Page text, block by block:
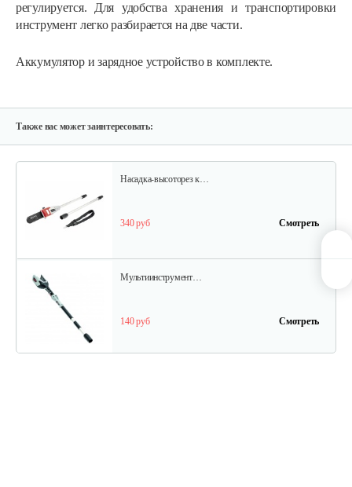
регулируется. Для удобства хранения и транспортировки
инструмент легко разбирается на две части.
Аккумулятор и зарядное устройство в комплекте.
Также вас может заинтересовать:
325 руб
270 руб
Насадка-высоторез к…
340 руб Смотреть
Мультиинструмент…
140 руб Смотреть